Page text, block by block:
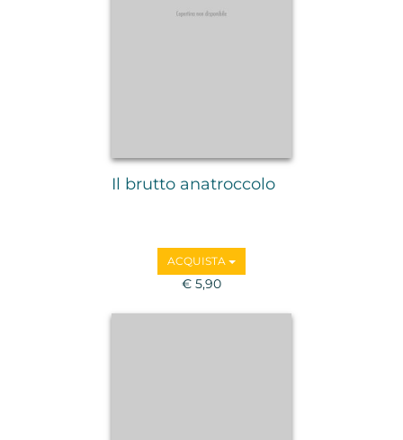
Il brutto anatroccolo
ACQUISTA
€ 5,90